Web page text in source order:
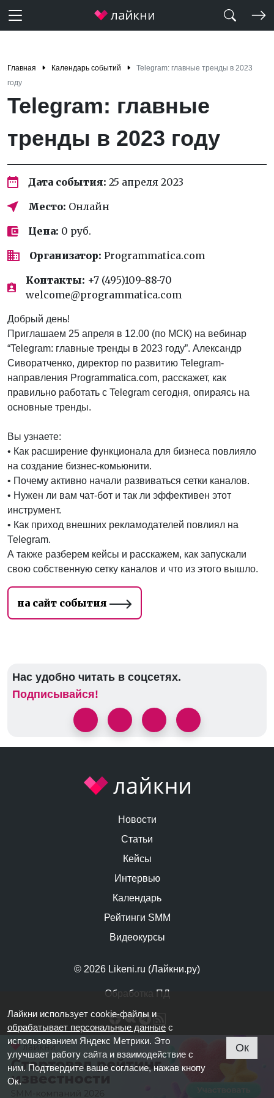
Главная Календарь событий
Telegram: главные тренды в 2023
году
Telegram: главные
тренды в 2023 году
Дата события: 25 апреля 2023
Место: Онлайн
Цена: 0 руб.
Организатор: Programmatica.com
Контакты: +7 (495)109-88-70
welcome@programmatica.com
Добрый день!
Приглашаем 25 апреля в 12.00 (по МСК) на вебинар
“Telegram: главные тренды в 2023 году”. Александр
Сиворатченко, директор по развитию Telegram-
направления Programmatica.сom, расскажет, как
правильно работать c Telegram сегодня, опираясь на
основные тренды.
Вы узнаете:
• Как расширение функционала для бизнеса повлияло
на создание бизнес-комьюнити.
• Почему активно начали развиваться сетки каналов.
• Нужен ли вам чат-бот и так ли эффективен этот
инструмент.
• Как приход внешних рекламодателей повлиял на
Теlegram.
А также разберем кейсы и расскажем, как запускали
свою собственную сетку каналов и что из этого вышло.
на сайт события
Нас удобно читать в соцсетях.
Подписывайся!
© 2026 Likeni.ru (Лайкни.ру)
Обработка ПД
Новости
Статьи
Кейсы
Интервью
Календарь
Рейтинги SMM
Видеокурсы
Лайкни использует cookie-файлы и
обрабатывает персональные данные с
использованием Яндекс Метрики. Это
улучшает работу сайта и взаимодействие с
ним. Подтвердите ваше согласие, нажав кнопу
Ок.
Ок